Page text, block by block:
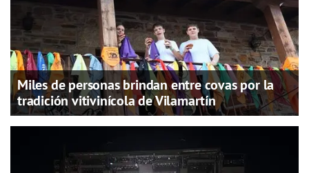
Miles de personas brindan entre covas por la
tradición vitivinícola de Vilamartín